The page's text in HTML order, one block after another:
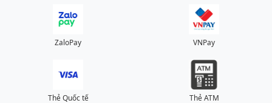
ZaloPay VNPay
Thẻ Quốc tế Thẻ ATM